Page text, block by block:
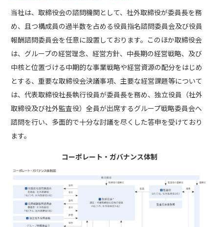
当社は、取締役会の諮問機関として、社外取締役が委員長を務
め、且つ構成員の過半数を占める役員指名諮問委員会及び役員
報酬諮問委員会を任意に設置しております。このほか取締役会
は、グループの経営理念、経営方針、中長期の経営戦略、及び
中核と位置づける中期的な事業戦略や経営資源の配分をはじめ
とする、重要な取締役会決議事項、主要な経営課題等について
は、代表取締役社長執行役員が委員長を務め、独立役員（社外
取締役及び社外監査役）全員が出席するグループ戦略委員会へ
諮問を行い、多面的で十分な討議を尽くした答申を受けており
ます。
コーポレート・ガバナンス体制